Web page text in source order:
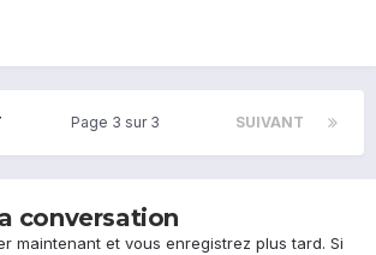
SUIVANT
Page 3 sur 3
conversation
maintenant et vous enregistrez plus tard. Si